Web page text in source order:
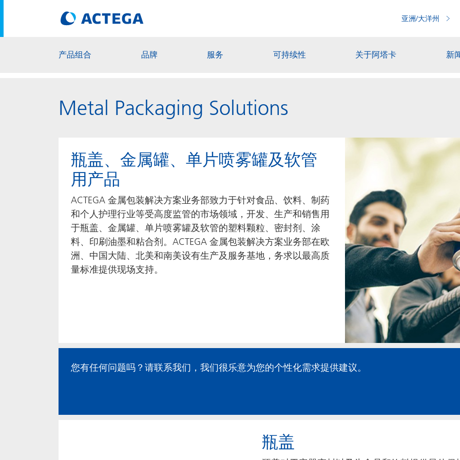
亚洲/大洋州
产品组合 品牌 服务 可持续性 关于阿塔卡 新
Metal Packaging Solutions
瓶盖、金属罐、单片喷雾罐及软管
用产品
ACTEGA 金属包装解决方案业务部致力于针对食品、饮料、制药
和个人护理行业等受高度监管的市场领域，开发、生产和销售用
于瓶盖、金属罐、单片喷雾罐及软管的塑料颗粒、密封剂、涂
料、印刷油墨和粘合剂。ACTEGA 金属包装解决方案业务部在欧
洲、中国大陆、北美和南美设有生产及服务基地，务求以最高质
量标准提供现场支持。
您有任何问题吗？请联系我们，我们很乐意为您的个性化需求提供建议。
瓶盖